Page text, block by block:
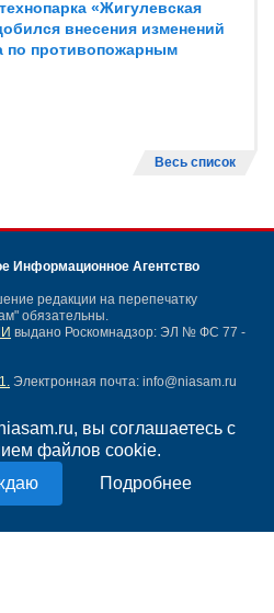
вы соглашаетесь с
файлов cookie.
Подробнее
«Жигулевская
внесения изменений
по противопожарным
Весь список
Информационное Агентство
редакции на перепечатку
обязательны.
выдано Роскомнадзор: ЭЛ № ФС 77 -
Электронная почта: info@niasam.ru
данных